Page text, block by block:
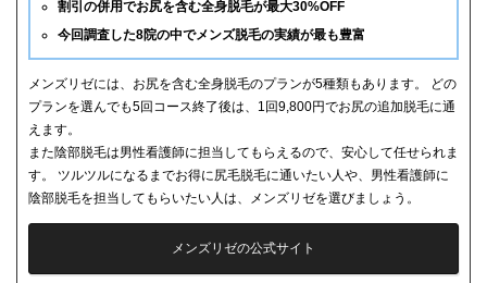
割引の併用でお尻を含む全身脱毛が最大30%OFF
今回調査した8院の中でメンズ脱毛の実績が最も豊富
メンズリゼには、お尻を含む全身脱毛のプランが5種類もあります。 どの
プランを選んでも5回コース終了後は、1回9,800円でお尻の追加脱毛に通
えます。
また陰部脱毛は男性看護師に担当してもらえるので、安心して任せられま
す。 ツルツルになるまでお得に尻毛脱毛に通いたい人や、男性看護師に
陰部脱毛を担当してもらいたい人は、メンズリゼを選びましょう。
メンズリゼの公式サイト